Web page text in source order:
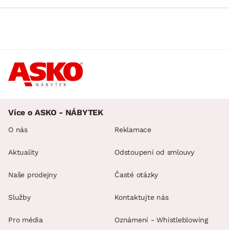
STYL
SKLADOVOST
Více o ASKO - NÁBYTEK
O nás
Aktuality
Naše prodejny
Služby
Pro média
Reklamace
Odstoupení od smlouvy
Časté otázky
Kontaktujte nás
Oznámení - Whistleblowing